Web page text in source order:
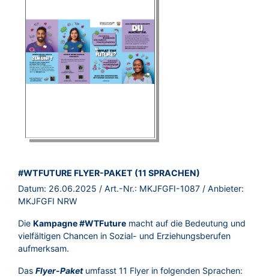
BROSCHÜRE:
#WTFUTURE FLYER-PAKET (11 SPRACHEN)
Datum: 26.06.2025 / Art.-Nr.: MKJFGFI-1087 / Anbieter:
MKJFGFI NRW
Die Kampagne #WTFuture macht auf die Bedeutung und
vielfältigen Chancen in Sozial- und Erziehungsberufen
aufmerksam.
Das Flyer-Paketumfasst 11 Flyer in folgenden Sprachen: